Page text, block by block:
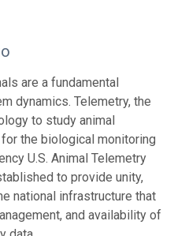
are a fundamental
dynamics. Telemetry, the
to study animal
the biological monitoring
U.S. Animal Telemetry
to provide unity,
national infrastructure that
and availability of